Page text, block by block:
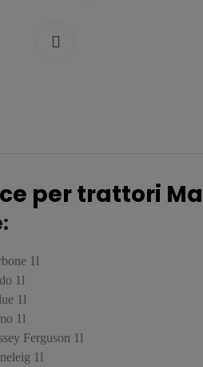
per trattori
1l
1l
1l
1l
Ferguson 1l
1l